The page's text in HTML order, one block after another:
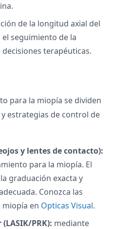
de la longitud axial del
seguimiento de la
terapéuticas.
para la miopía se dividen
estrategias de control de
y lentes de contacto):
para la miopía. El
graduación exacta y
Conozca las
miopía en Opticas Visual.
PRK): mediante